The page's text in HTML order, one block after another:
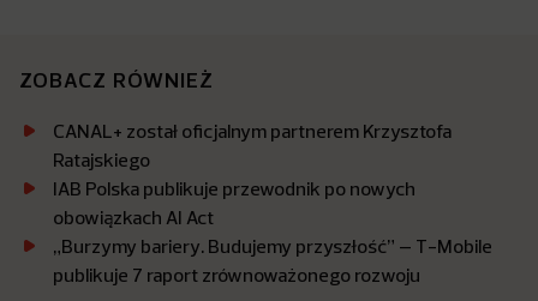
ZOBACZ RÓWNIEŻ
CANAL+ został oficjalnym partnerem Krzysztofa
Ratajskiego
IAB Polska publikuje przewodnik po nowych
obowiązkach AI Act
„Burzymy bariery. Budujemy przyszłość” – T-Mobile
publikuje 7 raport zrównoważonego rozwoju